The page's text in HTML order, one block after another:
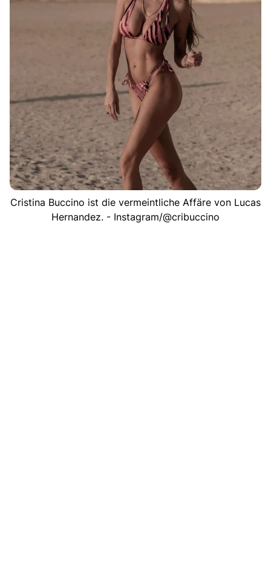
Cristina Buccino ist die vermeintliche Affäre von Lucas
Hernandez. - Instagram/@cribuccino